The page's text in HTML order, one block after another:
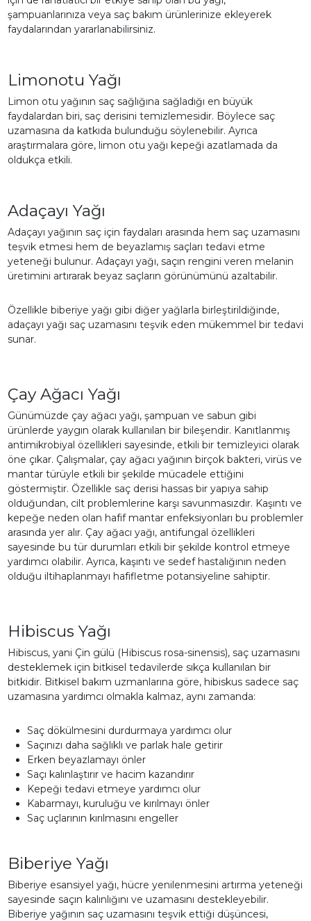
şampuanlarınıza veya saç bakım ürünlerinize ekleyerek
faydalarından yararlanabilirsiniz.
Limonotu Yağı
Limon otu yağının saç sağlığına sağladığı en büyük
faydalardan biri, saç derisini temizlemesidir. Böylece saç
uzamasına da katkıda bulunduğu söylenebilir. Ayrıca
araştırmalara göre, limon otu yağı kepeği azatlamada da
oldukça etkili.
Adaçayı Yağı
Adaçayı yağının saç için faydaları arasında hem saç uzamasını
teşvik etmesi hem de beyazlamış saçları tedavi etme
yeteneği bulunur. Adaçayı yağı, saçın rengini veren melanin
üretimini artırarak beyaz saçların görünümünü azaltabilir.
Özellikle biberiye yağı gibi diğer yağlarla birleştirildiğinde,
adaçayı yağı saç uzamasını teşvik eden mükemmel bir tedavi
sunar.
Çay Ağacı Yağı
Günümüzde çay ağacı yağı, şampuan ve sabun gibi
ürünlerde yaygın olarak kullanılan bir bileşendir. Kanıtlanmış
antimikrobiyal özellikleri sayesinde, etkili bir temizleyici olarak
öne çıkar. Çalışmalar, çay ağacı yağının birçok bakteri, virüs ve
mantar türüyle etkili bir şekilde mücadele ettiğini
göstermiştir. Özellikle saç derisi hassas bir yapıya sahip
olduğundan, cilt problemlerine karşı savunmasızdır. Kaşıntı ve
kepeğe neden olan hafif mantar enfeksiyonları bu problemler
arasında yer alır. Çay ağacı yağı, antifungal özellikleri
sayesinde bu tür durumları etkili bir şekilde kontrol etmeye
yardımcı olabilir. Ayrıca, kaşıntı ve sedef hastalığının neden
olduğu iltihaplanmayı hafifletme potansiyeline sahiptir.
Hibiscus Yağı
Hibiscus, yani Çin gülü (Hibiscus rosa-sinensis), saç uzamasını
desteklemek için bitkisel tedavilerde sıkça kullanılan bir
bitkidir. Bitkisel bakım uzmanlarına göre, hibiskus sadece saç
uzamasına yardımcı olmakla kalmaz, aynı zamanda:
Saç dökülmesini durdurmaya yardımcı olur
Saçınızı daha sağlıklı ve parlak hale getirir
Erken beyazlamayı önler
Saçı kalınlaştırır ve hacim kazandırır
Kepeği tedavi etmeye yardımcı olur
Kabarmayı, kuruluğu ve kırılmayı önler
Saç uçlarının kırılmasını engeller
Biberiye Yağı
Biberiye esansiyel yağı, hücre yenilenmesini artırma yeteneği
sayesinde saçın kalınlığını ve uzamasını destekleyebilir.
Biberiye yağının saç uzamasını teşvik ettiği düşüncesi,